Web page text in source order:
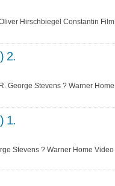
Hirschbiegel Constantin Film
2.
George Stevens ? Warner Home
1.
Stevens ? Warner Home Video